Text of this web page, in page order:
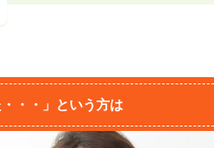
・・」という方は